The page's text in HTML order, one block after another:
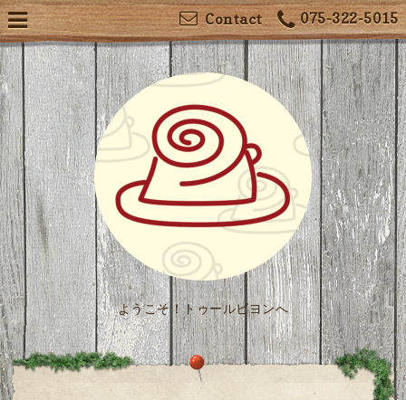
075-322-5015
Contact
ようこそ！トゥールビヨンへ